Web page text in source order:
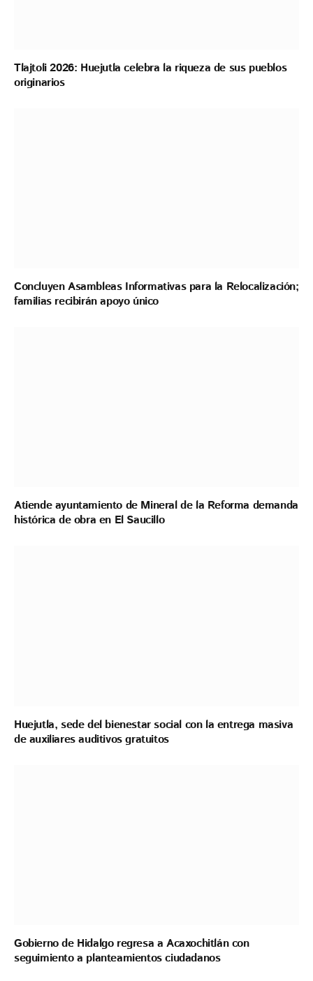
Tlajtoli 2026: Huejutla celebra la riqueza de sus pueblos
originarios
Concluyen Asambleas Informativas para la Relocalización;
familias recibirán apoyo único
Atiende ayuntamiento de Mineral de la Reforma demanda
histórica de obra en El Saucillo
Huejutla, sede del bienestar social con la entrega masiva
de auxiliares auditivos gratuitos
Gobierno de Hidalgo regresa a Acaxochitlán con
seguimiento a planteamientos ciudadanos